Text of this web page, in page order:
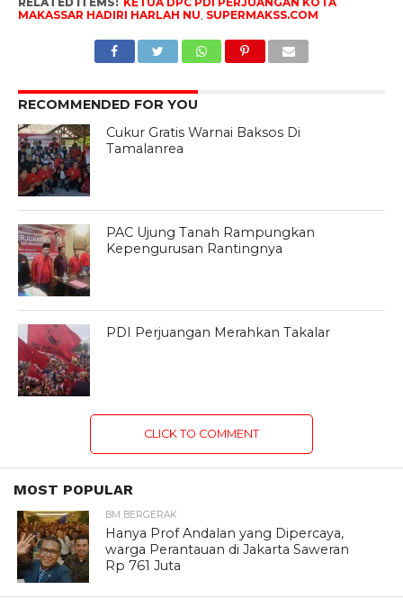
MAKASSAR HADIRI HARLAH NU, SUPERMAKSS.COM
RECOMMENDED FOR YOU
Cukur Gratis Warnai Baksos Di
Tamalanrea
PAC Ujung Tanah Rampungkan
Kepengurusan Rantingnya
PDI Perjuangan Merahkan Takalar
CLICK TO COMMENT
MOST POPULAR
BM BERGERAK
Hanya Prof Andalan yang Dipercaya,
warga Perantauan di Jakarta Saweran
Rp 761 Juta